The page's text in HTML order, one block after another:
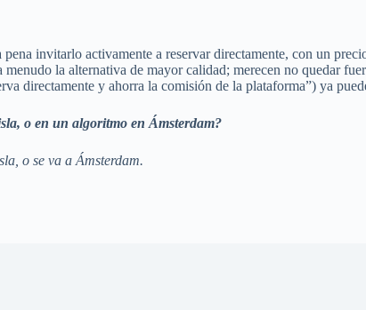
invitarlo activamente a reservar directamente, con un
la alternativa de mayor calidad; merecen no quedar
directamente y ahorra la comisión de la plataforma”) ya
o en un algoritmo en Ámsterdam?
o se va a Ámsterdam.